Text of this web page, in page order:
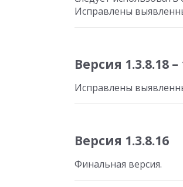
Исправлены
Версия 1.3.8.18 –
Исправлены
Версия 1.3.8.16
Финальная версия.